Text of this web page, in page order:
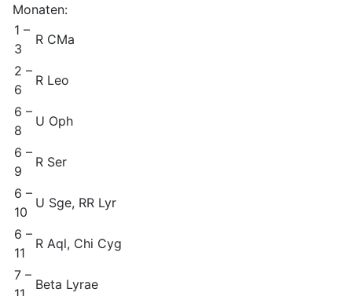
Monaten:
1 –
3
R CMa
2 –
6
R Leo
6 –
8
U Oph
6 –
9
R Ser
6 –
10
U Sge, RR Lyr
6 –
11
R Aql, Chi Cyg
7 –
Beta Lyrae